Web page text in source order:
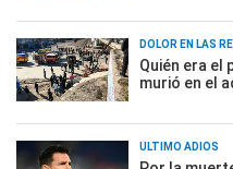
DOLOR EN LAS
Quién era el
murió en el
ÚLTIMO ADIÓS